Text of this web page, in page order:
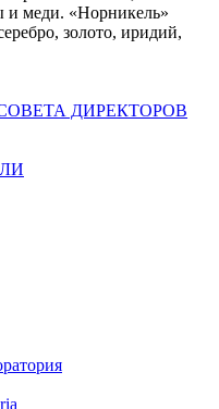
и меди. «Норникель»
золото, иридий,
ДИРЕКТОРОВ